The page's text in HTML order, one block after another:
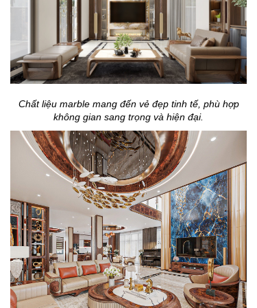
Chất liệu marble mang đến vẻ đẹp tinh tế, phù hợp
không gian sang trọng và hiện đại.